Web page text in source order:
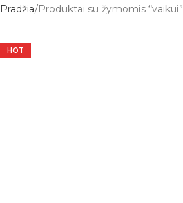
Pradžia Produktai su žymomis “vaikui”
HOT